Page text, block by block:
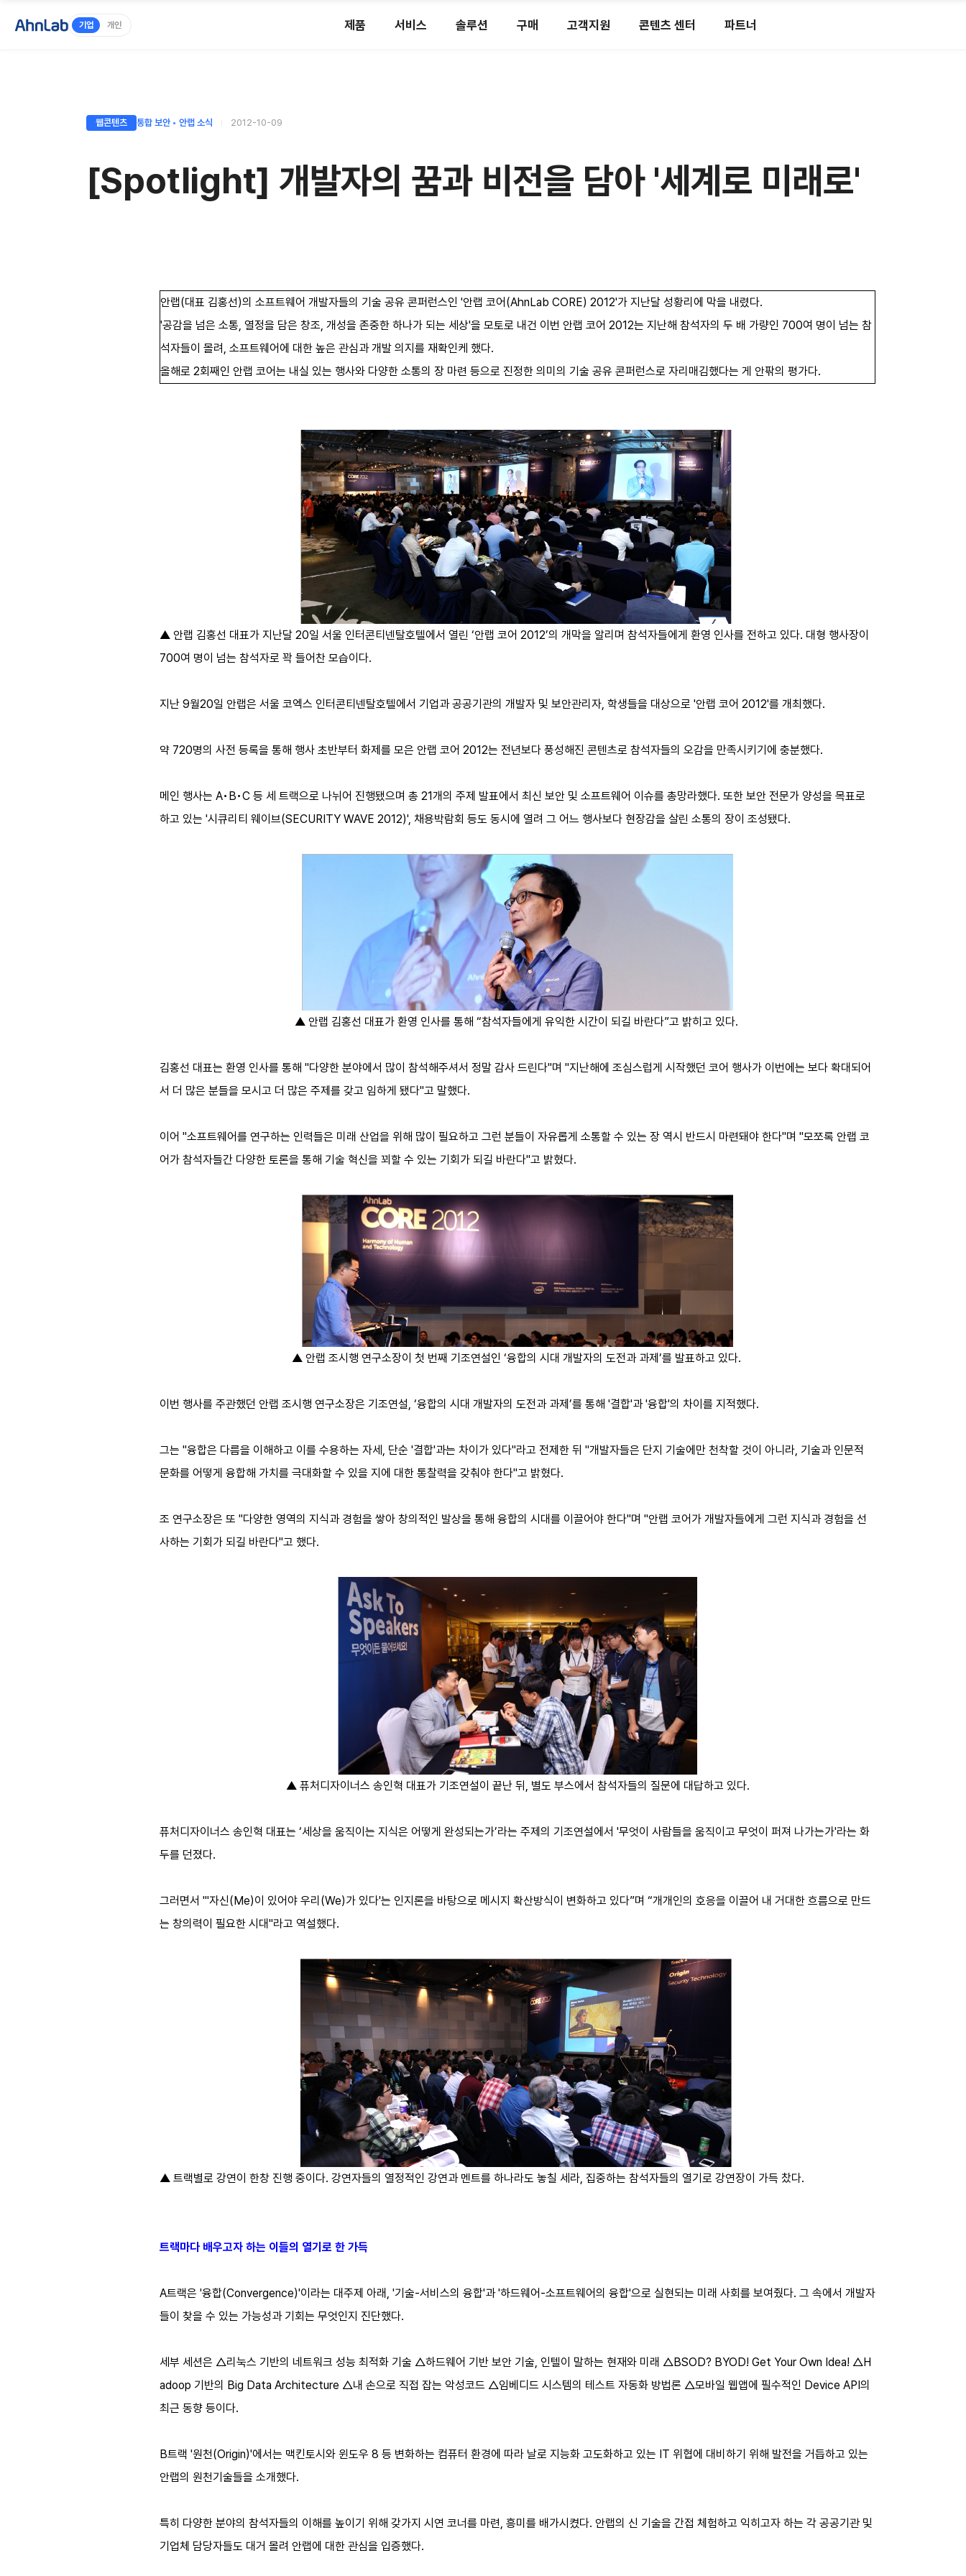
기업 개인 제품 서비스 솔루션 구매 고객지원 콘텐츠 센터 파트너
웹콘텐츠 통합 보안 ◦ 안랩 소식 2012-10-09
[Spotlight] 개발자의 꿈과 비전을 담아 '세계로 미래로'
안랩(대표 김홍선)의 소프트웨어 개발자들의 기술 공유 콘퍼런스인 '안랩 코어(AhnLab CORE) 2012'가 지난달 성황리에 막을 내렸다.
'공감을 넘은 소통, 열정을 담은 창조, 개성을 존중한 하나가 되는 세상'을 모토로 내건 이번 안랩 코어 2012는 지난해 참석자의 두 배 가량인 700여 명이 넘는 참
석자들이 몰려, 소프트웨어에 대한 높은 관심과 개발 의지를 재확인케 했다.
올해로 2회째인 안랩 코어는 내실 있는 행사와 다양한 소통의 장 마련 등으로 진정한 의미의 기술 공유 콘퍼런스로 자리매김했다는 게 안팎의 평가다.
▲ 안랩 김홍선 대표가 지난달 20일 서울 인터콘티넨탈호텔에서 열린 ‘안랩 코어 2012’의 개막을 알리며 참석자들에게 환영 인사를 전하고 있다. 대형 행사장이
700여 명이 넘는 참석자로 꽉 들어찬 모습이다.
지난 9월20일 안랩은 서울 코엑스 인터콘티넨탈호텔에서 기업과 공공기관의 개발자 및 보안관리자, 학생들을 대상으로 '안랩 코어 2012'를 개최했다.
약 720명의 사전 등록을 통해 행사 초반부터 화제를 모은 안랩 코어 2012는 전년보다 풍성해진 콘텐츠로 참석자들의 오감을 만족시키기에 충분했다.
메인 행사는 A•B•C 등 세 트랙으로 나뉘어 진행됐으며 총 21개의 주제 발표에서 최신 보안 및 소프트웨어 이슈를 총망라했다. 또한 보안 전문가 양성을 목표로
하고 있는 '시큐리티 웨이브(SECURITY WAVE 2012)', 채용박람회 등도 동시에 열려 그 어느 행사보다 현장감을 살린 소통의 장이 조성됐다.
▲ 안랩 김홍선 대표가 환영 인사를 통해 “참석자들에게 유익한 시간이 되길 바란다”고 밝히고 있다.
김홍선 대표는 환영 인사를 통해 "다양한 분야에서 많이 참석해주셔서 정말 감사 드린다"며 "지난해에 조심스럽게 시작했던 코어 행사가 이번에는 보다 확대되어
서 더 많은 분들을 모시고 더 많은 주제를 갖고 임하게 됐다"고 말했다.
이어 "소프트웨어를 연구하는 인력들은 미래 산업을 위해 많이 필요하고 그런 분들이 자유롭게 소통할 수 있는 장 역시 반드시 마련돼야 한다"며 "모쪼록 안랩 코
어가 참석자들간 다양한 토론을 통해 기술 혁신을 꾀할 수 있는 기회가 되길 바란다"고 밝혔다.
▲ 안랩 조시행 연구소장이 첫 번째 기조연설인 ‘융합의 시대 개발자의 도전과 과제’를 발표하고 있다.
이번 행사를 주관했던 안랩 조시행 연구소장은 기조연설, ‘융합의 시대 개발자의 도전과 과제’를 통해 '결합'과 '융합'의 차이를 지적했다.
그는 "융합은 다름을 이해하고 이를 수용하는 자세, 단순 '결합'과는 차이가 있다"라고 전제한 뒤 "개발자들은 단지 기술에만 천착할 것이 아니라, 기술과 인문적
문화를 어떻게 융합해 가치를 극대화할 수 있을 지에 대한 통찰력을 갖춰야 한다"고 밝혔다.
조 연구소장은 또 "다양한 영역의 지식과 경험을 쌓아 창의적인 발상을 통해 융합의 시대를 이끌어야 한다"며 "안랩 코어가 개발자들에게 그런 지식과 경험을 선
사하는 기회가 되길 바란다"고 했다.
▲ 퓨처디자이너스 송인혁 대표가 기조연설이 끝난 뒤, 별도 부스에서 참석자들의 질문에 대답하고 있다.
퓨처디자이너스 송인혁 대표는 ‘세상을 움직이는 지식은 어떻게 완성되는가’라는 주제의 기조연설에서 '무엇이 사람들을 움직이고 무엇이 퍼져 나가는가'라는 화
두를 던졌다.
그러면서 "'자신(Me)이 있어야 우리(We)가 있다'는 인지론을 바탕으로 메시지 확산방식이 변화하고 있다”며 “개개인의 호응을 이끌어 내 거대한 흐름으로 만드
는 창의력이 필요한 시대"라고 역설했다.
▲ 트랙별로 강연이 한창 진행 중이다. 강연자들의 열정적인 강연과 멘트를 하나라도 놓칠 세라, 집중하는 참석자들의 열기로 강연장이 가득 찼다.
트랙마다 배우고자 하는 이들의 열기로 한 가득
A트랙은 '융합(Convergence)'이라는 대주제 아래, '기술-서비스의 융합'과 '하드웨어-소프트웨어의 융합'으로 실현되는 미래 사회를 보여줬다. 그 속에서 개발자
들이 찾을 수 있는 가능성과 기회는 무엇인지 진단했다.
세부 세션은 △리눅스 기반의 네트워크 성능 최적화 기술 △하드웨어 기반 보안 기술, 인텔이 말하는 현재와 미래 △BSOD? BYOD! Get Your Own Idea! △H
adoop 기반의 Big Data Architecture △내 손으로 직접 잡는 악성코드 △임베디드 시스템의 테스트 자동화 방법론 △모바일 웹앱에 필수적인 Device API의
최근 동향 등이다.
B트랙 '원천(Origin)'에서는 맥킨토시와 윈도우 8 등 변화하는 컴퓨터 환경에 따라 날로 지능화 고도화하고 있는 IT 위협에 대비하기 위해 발전을 거듭하고 있는
안랩의 원천기술들을 소개했다.
특히 다양한 분야의 참석자들의 이해를 높이기 위해 갖가지 시연 코너를 마련, 흥미를 배가시켰다. 안랩의 신 기술을 간접 체험하고 익히고자 하는 각 공공기관 및
기업체 담당자들도 대거 몰려 안랩에 대한 관심을 입증했다.